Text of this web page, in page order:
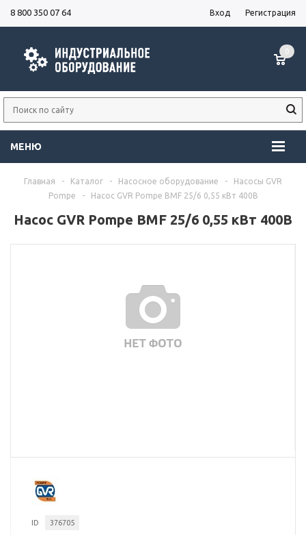
8 800 350 07 64 Вход Регистрация
МЕНЮ
0
Главная - Каталог - Насосное оборудование -
Насосы GVR
Pompe
- Насос GVR Pompe BMF 25/6 0,55 кВт 400В
Насос GVR Pompe BMF 25/6 0,55 кВт 400В
ID 376705